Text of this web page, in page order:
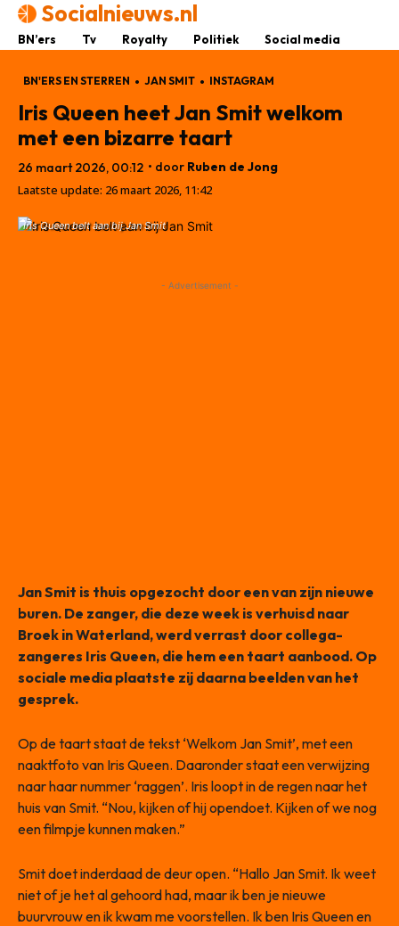
Socialnieuws.nl
BN’ers Tv Royalty Politiek Social media
BN'ERS EN STERREN JAN SMIT INSTAGRAM
Iris Queen heet Jan Smit welkom
met een bizarre taart
26 maart 2026, 00:12 • door Ruben de Jong
Laatste update: 26 maart 2026, 11:42
Iris Queen belt aan bij Jan Smit
- Advertisement -
Jan Smit is thuis opgezocht door een van zijn nieuwe
buren. De zanger, die deze week is verhuisd naar
Broek in Waterland, werd verrast door collega-
zangeres Iris Queen, die hem een taart aanbood. Op
sociale media plaatste zij daarna beelden van het
gesprek.
Op de taart staat de tekst ‘Welkom Jan Smit’, met een
naaktfoto van Iris Queen. Daaronder staat een verwijzing
naar haar nummer ‘raggen’. Iris loopt in de regen naar het
huis van Smit. “Nou, kijken of hij opendoet. Kijken of we nog
een filmpje kunnen maken.”
Smit doet inderdaad de deur open. “Hallo Jan Smit. Ik weet
niet of je het al gehoord had, maar ik ben je nieuwe
buurvrouw en ik kwam me voorstellen. Ik ben Iris Queen en